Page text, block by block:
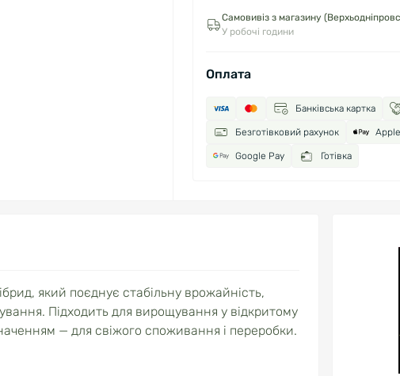
Самовивіз з магазину
У робочі години
Оплата
Банківська картка
Безготівковий рахунок
Google Pay Готівка
який поєднує стабільну врожайність,
Підходить для вирощування у відкритому
— для свіжого споживання і переробки.